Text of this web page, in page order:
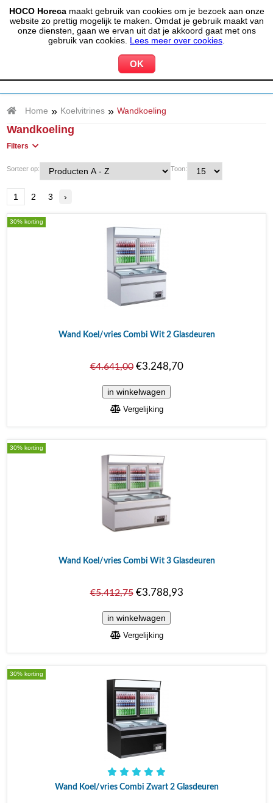
HOCO Horecamaakt gebruik van cookies om je bezoek aan onze
website zo prettig mogelijk te maken. Omdat je gebruik maakt van
onze diensten, gaan we ervan uit dat je akkoord gaat met ons
gebruik van cookies. Lees meer over cookies
(020) 497 6325 info@hocohoreca.nl
MIJN ACCOUNT 0 WINKELWAGEN
Home » Koelvitrines » Wandkoeling
Wandkoeling
Filters
Sorteer op: Toon:
1 2 3 ›
30% korting
Wand Koel/vries Combi Wit 2 Glasdeuren
€4.641,00€3.248,70
Vergelijking
30% korting
Wand Koel/vries Combi Wit 3 Glasdeuren
€5.412,75€3.788,93
Vergelijking
30% korting
Wand Koel/vries Combi Zwart 2 Glasdeuren